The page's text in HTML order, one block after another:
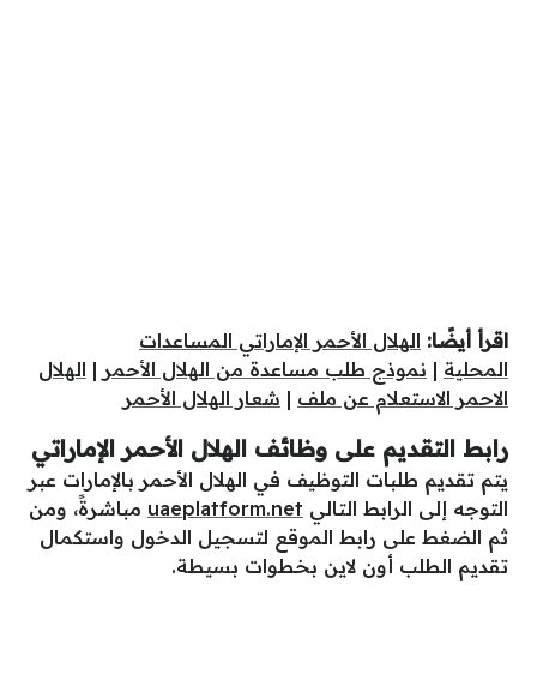
اقرأ أيضًا: الهلال الأحمر الإماراتي المساعدات
المحلية | نموذج طلب مساعدة من الهلال الأحمر | الهلال
الاحمر الاستعلام عن ملف | شعار الهلال الأحمر
رابط التقديم على وظائف الهلال الأحمر الإماراتي
يتم تقديم طلبات التوظيف في الهلال الأحمر بالإمارات عبر
التوجه إلى الرابط التالي uaeplatform.net مباشرةً، ومن
ثم الضغط على رابط الموقع لتسجيل الدخول واستكمال
تقديم الطلب أون لاين بخطوات بسيطة.